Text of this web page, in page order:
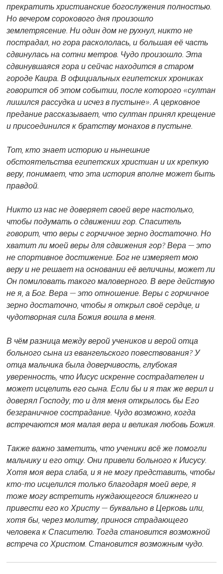
прекратить христианские богослужения полностью.
Но вечером сорокового дня произошло
землетрясение. Ни один дом не рухнул, никто не
пострадал, но гора раскололась, и большая её часть
сдвинулась на сотни метров. Чудо произошло. Эта
сдвинувшаяся гора и сейчас находится в старом
городе Каира. В официальных египетских хрониках
говорится об этом событии, после которого «султан
лишился рассудка и исчез в пустыне». А церковное
предание рассказывает, что султан принял крещение
и присоединился к братству монахов в пустыне.
Тот, кто знает историю и нынешние
обстоятельства египетских христиан и их крепкую
веру, понимает, что эта история вполне может быть
правдой.
Никто из нас не доверяет своей вере настолько,
чтобы подумать о сдвижении гор. Спаситель
говорит, что веры с горчичное зерно достаточно. Но
хватит ли моей веры для сдвижения гор? Вера — это
не спортивное достижение. Бог не измеряет мою
веру и не решает на основании её величины, может ли
Он помиловать такого маловерного. В вере действую
не я, а Бог. Вера — это отношение. Веры с горчичное
зерно достаточно, чтобы я открыл своё сердце, и
чудотворная сила Божия вошла в меня.
В чём разница между верой учеников и верой отца
больного сына из евангельского повествования? У
отца мальчика была доверчивость, глубокая
уверенность, что Иисус искренне сострадателен и
может исцелить его сына. Если бы и я так же верил и
доверял Господу, то и для меня открылось бы Его
безграничное сострадание. Чудо возможно, когда
встречаются моя малая вера и великая любовь Божия.
Также важно заметить, что ученики всё же помогли
мальчику и его отцу. Они привели больного к Иисусу.
Хотя моя вера слаба, и я не могу представить, чтобы
кто-то исцелился только благодаря моей вере, я
тоже могу встретить нуждающегося ближнего и
привести его ко Христу — буквально в Церковь или,
хотя бы, через молитву, принося страдающего
человека к Спасителю. Тогда становится возможной
встреча со Христом. Становится возможным чудо.